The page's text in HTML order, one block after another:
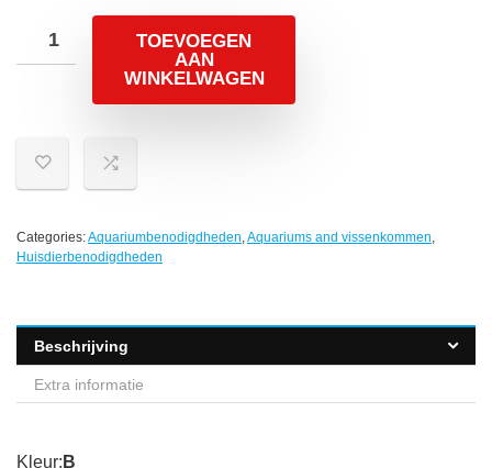
TOEVOEGEN
AAN
WINKELWAGEN
Categories:Aquariumbenodigdheden,Aquariums and vissenkommen,
Huisdierbenodigdheden
Beschrijving
Extra informatie
Kleur: B